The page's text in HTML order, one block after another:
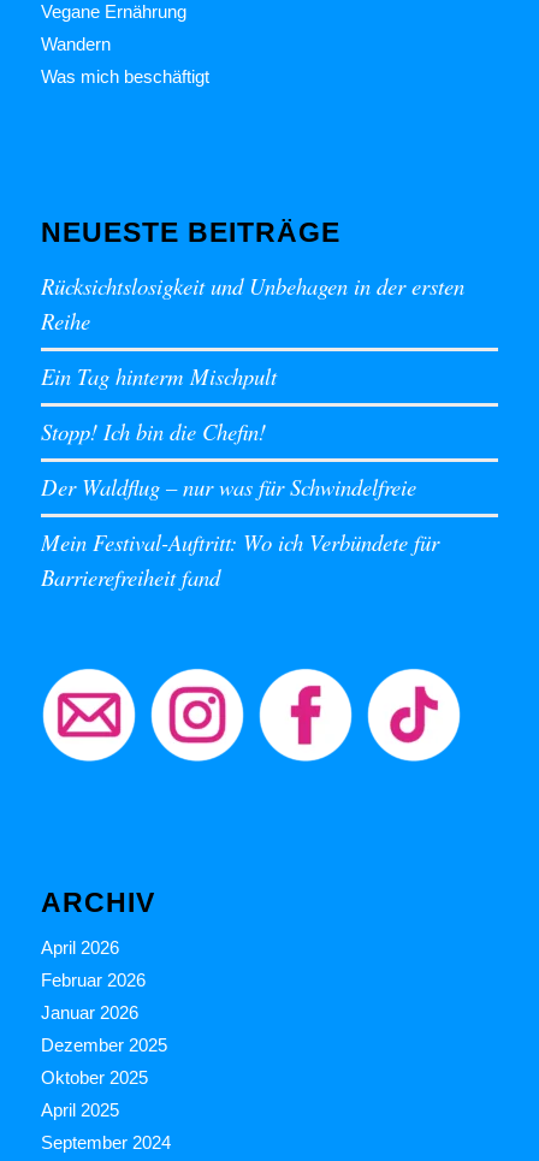
Vegane Ernährung
Wandern
Was mich beschäftigt
NEUESTE BEITRÄGE
Rücksichtslosigkeit und Unbehagen in der ersten
Reihe
Ein Tag hinterm Mischpult
Stopp! Ich bin die Chefin!
Der Waldflug – nur was für Schwindelfreie
Mein Festival-Auftritt: Wo ich Verbündete für
Barrierefreiheit fand
ARCHIV
April 2026
Februar 2026
Januar 2026
Dezember 2025
Oktober 2025
April 2025
September 2024